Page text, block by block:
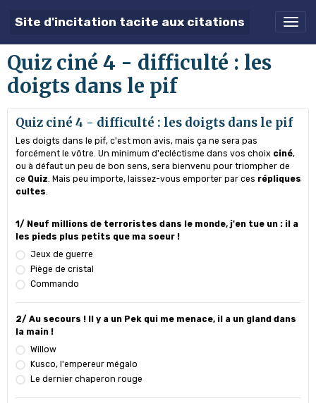
Site d'incitation tacite aux citations
Quiz ciné 4 - difficulté : les
doigts dans le pif
Quiz ciné 4 - difficulté : les doigts dans le pif
Les doigts dans le pif, c'est mon avis, mais ça ne sera pas
forcément le vôtre. Un minimum d'ecléctisme dans vos choix ciné,
ou à défaut un peu de bon sens, sera bienvenu pour triompher de
ce Quiz. Mais peu importe, laissez-vous emporter par ces répliques
cultes.
1/ Neuf millions de terroristes dans le monde, j'en tue un : il a
les pieds plus petits que ma soeur !
Jeux de guerre
Piège de cristal
Commando
2/ Au secours ! Il y a un Pek qui me menace, il a un gland dans
la main !
Willow
Kusco, l'empereur mégalo
Le dernier chaperon rouge